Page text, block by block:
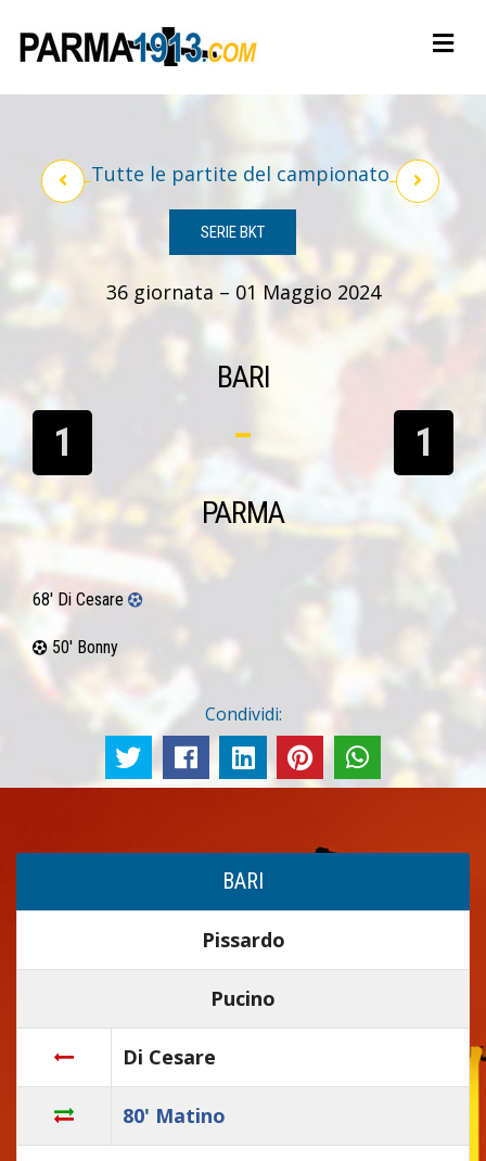
Tutte le partite del campionato
SERIE BKT
36 giornata – 01 Maggio 2024
BARI
1 1
PARMA
68' Di Cesare
50' Bonny
Condividi:
BARI
Pissardo
Pucino
Di Cesare
80' Matino